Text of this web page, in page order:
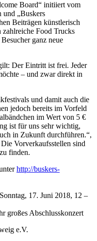
Board“ initiiert vom
und „Buskers
Beiträgen künstlerisch
Food Trucks
ganz neue
Der Eintritt ist frei. Jeder
– und zwar direkt in
und damit auch die
jedoch bereits im Vorfeld
im Wert von 5 €
ist für uns sehr wichtig,
in Zukunft durchführen.“,
Vorverkaufsstellen sind
zu finden.
http://buskers-
17. Juni 2018, 12 –
großes Abschlusskonzert
e.V.